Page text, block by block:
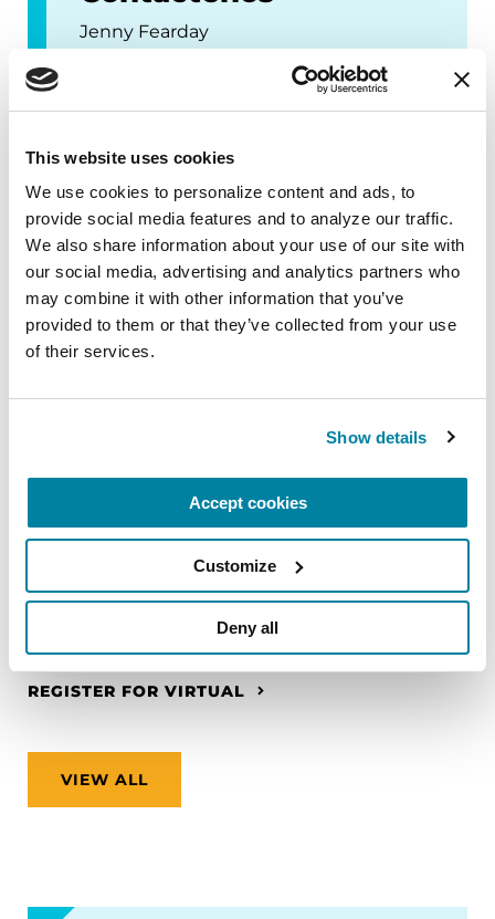
This website uses cookies
We use cookies to personalize content and ads, to
provide social media features and to analyze our traffic.
We also share information about your use of our site with
our social media, advertising and analytics partners who
may combine it with other information that you’ve
provided to them or that they’ve collected from your use
of their services.
Show details
Accept cookies
Customize
Deny all
Jenny Fearday
PDHealth@Parkinson.org
Upcoming Events
EDUCATIONAL EVENTS
Cómo identificar y gestionar los
En este programa, exploraremos cómo el
y las maneras de reconocer los factores motores y
no motores que pueden aumentar el riesgo de
August 26, 2026
REGISTER FOR VIRTUAL
VIEW ALL